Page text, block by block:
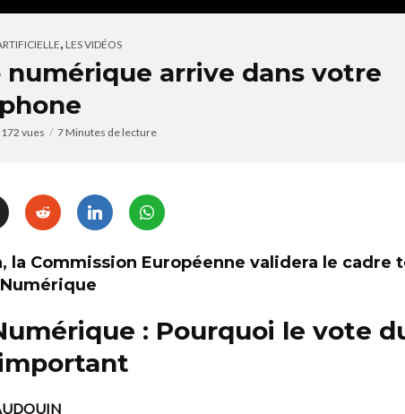
, LES VIDÉOS
numérique arrive dans votre
172 vues 7 Minutes de lecture
la Commission Européenne validera le
: Pourquoi le vote